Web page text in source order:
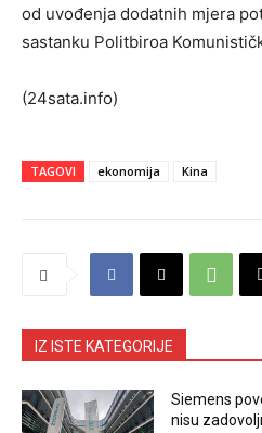
od uvođenja dodatnih mjera
sastanku Politbiroa
(24sata.info)
TAGOVI ekonomija Kina
IZ ISTE KATEGORIJE
Siemens
nisu